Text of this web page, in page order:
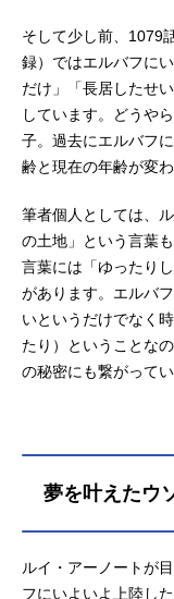
そして少し前、1079
録）ではエルバフに
だけ」「長居したせ
しています。どうや
子。過去にエルバフ
齢と現在の年齢が変
筆者個人としては、
の土地」という言葉
言葉には「ゆったり
があります。エルバ
いというだけでなく
たり）ということな
の秘密にも繋がって
夢を叶えたウ
ルイ・アーノートが
フにいよいよ上陸し